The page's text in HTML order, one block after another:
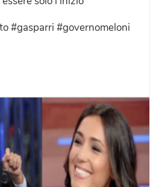
#gasparri #governomeloni